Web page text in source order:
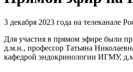
3 декабря 2023 года на телеканале
Для участия в прямом эфире были
д.м.н., профессор Татьяна
кафедрой эндокринологии ИГМУ,